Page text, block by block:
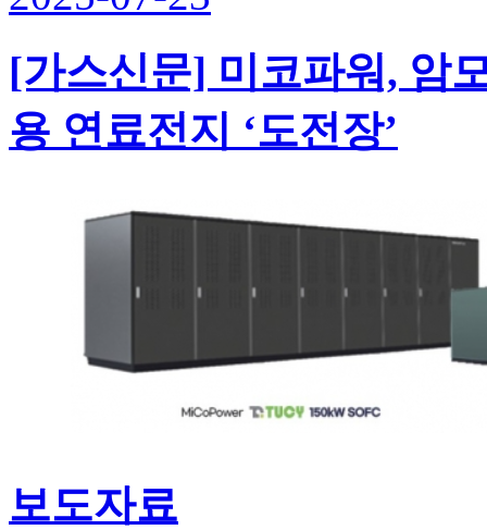
[가스신문] 미코파워, 암
용 연료전지 ‘도전장’
보도자료